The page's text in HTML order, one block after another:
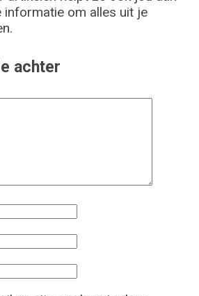
informatie om alles uit je
achter